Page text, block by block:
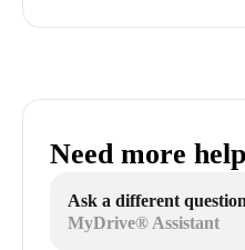
Need more
Ask a different question
MyDrive® Assistant